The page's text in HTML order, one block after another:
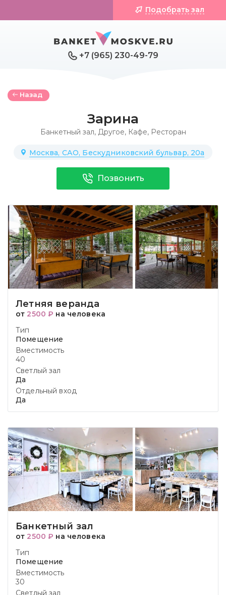
+7 (965) 230-49-79
Подобрать зал
Назад
Зарина
Банкетный зал,Другое, Кафе, Ресторан
Москва, САО, Бескудниковский бульвар, 20а
Позвонить
Летняя веранда
от 2500 ₽ на человека
Тип
Помещение
Вместимость
40
Светлый зал
Да
Отдельный вход
Да
Банкетный зал
от 2500 ₽ на человека
Тип
Помещение
Вместимость
30
Светлый зал